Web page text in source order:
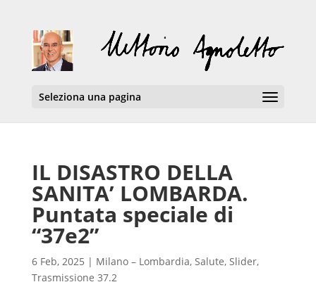
Seleziona una pagina
IL DISASTRO DELLA
SANITA’ LOMBARDA.
Puntata speciale di
“37e2”
6 Feb, 2025 | Milano – Lombardia, Salute, Slider,
Trasmissione 37.2